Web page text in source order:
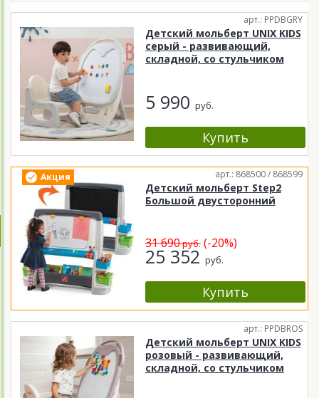
арт.: PPDBGRY
Детский мольберт UNIX KIDS
серый - развивающий,
складной, со стульчиком
5 990 руб.
Акция арт.: 868500 / 868599
Детский мольберт Step2
Большой двусторонний
31 690руб.(-20%)
25 352 руб.
арт.: PPDBROS
Детский мольберт UNIX KIDS
розовый - развивающий,
складной, со стульчиком